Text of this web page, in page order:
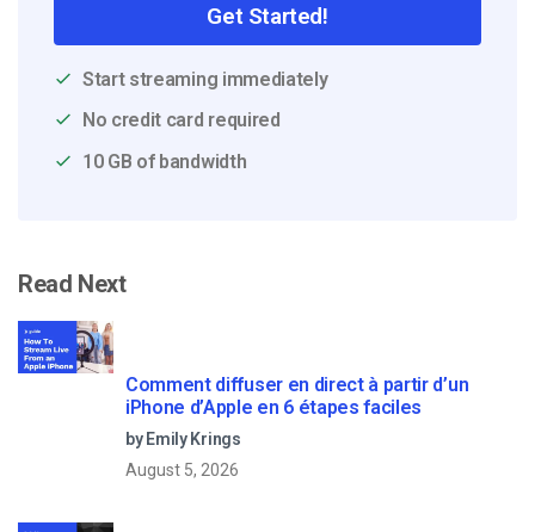
Get Started!
Start streaming immediately
No credit card required
10 GB of bandwidth
Read Next
Comment diffuser en direct à partir d’un
iPhone d’Apple en 6 étapes faciles
by Emily Krings
August 5, 2026